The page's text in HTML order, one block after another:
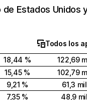
de Estados Unidos
Todos los
18,44 %
122,69
15,45 %
102,79
9,21 %
61,3 mil
7,35 %
48,9